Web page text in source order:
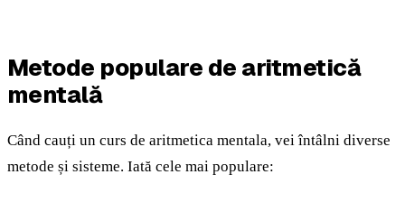
Metode populare de aritmetică
mentală
Când cauți un curs de aritmetica mentala, vei întâlni diverse
metode și sisteme. Iată cele mai populare: